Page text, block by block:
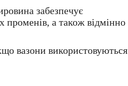
забезпечує
променів, а також відмінно
вазони використовуються